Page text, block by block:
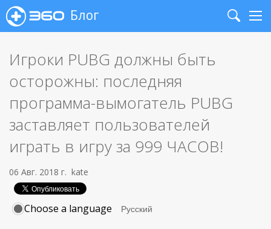
Блог
Search
Игроки PUBG должны быть
осторожны: последняя
программа-вымогатель PUBG
заставляет пользователей
играть в игру за 999 ЧАСОВ!
06 Авг. 2018 г. kate
Choose a language